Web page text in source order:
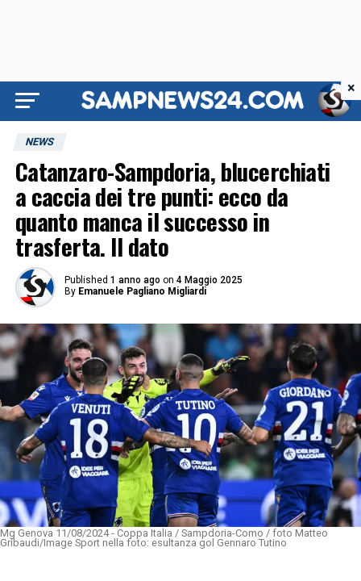
NEWS
Catanzaro-Sampdoria, blucerchiati
a caccia dei tre punti: ecco da
quanto manca il successo in
trasferta. Il dato
Published 1 anno ago on 4 Maggio 2025
By Emanuele Pagliano Migliardi
Mg Genova 11/08/2024 - Coppa Italia / Sampdoria-Como / foto Matteo
Gribaudi/Image Sport nella foto: esultanza gol Gennaro Tutino
×